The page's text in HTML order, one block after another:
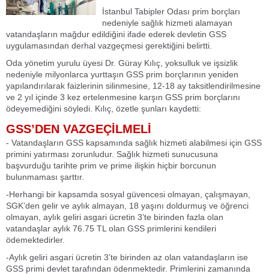
İstanbul Tabipler Odası prim borçları
nedeniyle sağlık hizmeti alamayan
vatandaşların mağdur edildiğini ifade ederek devletin GSS
uygulamasından derhal vazgeçmesi gerektiğini belirtti.
Oda yönetim yurulu üyesi Dr. Güray Kılıç, yoksulluk ve işsizlik
nedeniyle milyonlarca yurttaşın GSS prim borçlarının yeniden
yapılandırılarak faizlerinin silinmesine, 12-18 ay taksitlendirilmesine
ve 2 yıl içinde 3 kez ertelenmesine karşın GSS prim borçlarını
ödeyemediğini söyledi. Kılıç, özetle şunları kaydetti:
GSS’DEN VAZGEÇİLMELİ
- Vatandaşların GSS kapsamında sağlık hizmeti alabilmesi için GSS
primini yatırması zorunludur. Sağlık hizmeti sunucusuna
başvurduğu tarihte prim ve prime ilişkin hiçbir borcunun
bulunmaması şarttır.
-Herhangi bir kapsamda sosyal güvencesi olmayan, çalışmayan,
SGK’den gelir ve aylık almayan, 18 yaşını doldurmuş ve öğrenci
olmayan, aylık geliri asgari ücretin 3’te birinden fazla olan
vatandaşlar aylık 76.75 TL olan GSS primlerini kendileri
ödemektedirler.
-Aylık geliri asgari ücretin 3’te birinden az olan vatandaşların ise
GSS primi devlet tarafından ödenmektedir. Primlerini zamanında